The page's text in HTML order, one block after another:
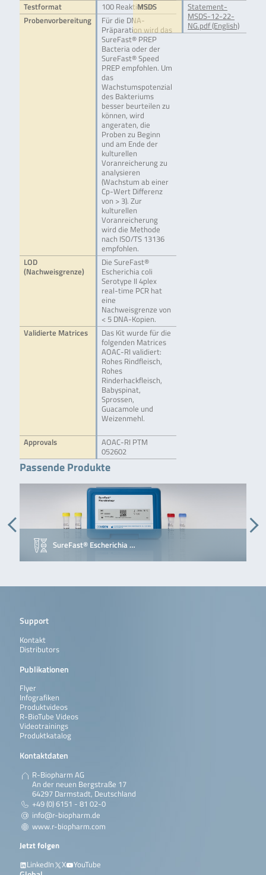
Testformat
100 Reaktionen
Probenvorbereitung
Für die DNA-
Präparation wird das
SureFast® PREP
Bacteria oder der
SureFast® Speed
PREP empfohlen. Um
das
Wachstumspotenzial
des Bakteriums
besser beurteilen zu
können, wird
angeraten, die
Proben zu Beginn
und am Ende der
kulturellen
Voranreicherung zu
analysieren
(Wachstum ab einer
Cp-Wert Differenz
von > 3). Zur
kulturellen
Voranreicherung
wird die Methode
nach ISO/TS 13136
empfohlen.
LOD
(Nachweisgrenze)
Die SureFast®
Escherichia coli
Serotype II 4plex
real-time PCR hat
eine
Nachweisgrenze von
< 5 DNA-Kopien.
Validierte Matrices
Das Kit wurde für die
folgenden Matrices
AOAC-RI validiert:
Rohes Rindfleisch,
Rohes
Rinderhackfleisch,
Babyspinat,
Sprossen,
Guacamole und
Weizenmehl.
Approvals
AOAC-RI PTM
052602
MSDS
Statement-
MSDS-12-22-
NG.pdf (English)
Passende Produkte
SureFast® Escherichia …
Support
Kontakt
Distributors
Publikationen
Flyer
Infografiken
Produktvideos
R-BioTube Videos
Videotrainings
Produktkatalog
Kontaktdaten
R-Biopharm AG
An der neuen Bergstraße 17
64297 Darmstadt, Deutschland
+49 (0) 6151 - 81 02-0
info@r-biopharm.de
www.r-biopharm.com
Jetzt folgen
LinkedIn
X YouTube